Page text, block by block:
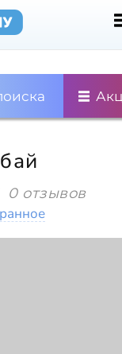
0 отзывов